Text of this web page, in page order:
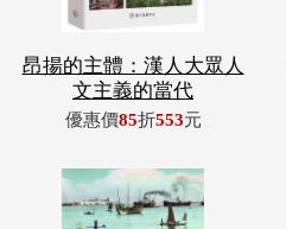
昂揚的主體：漢人大眾人
文主義的當代
優惠價85折553元